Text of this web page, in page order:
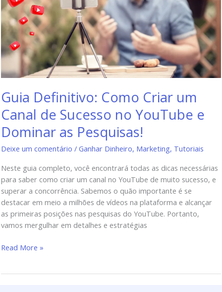
Guia Definitivo: Como Criar um
Canal de Sucesso no YouTube e
Dominar as Pesquisas!
Deixe um comentário /Ganhar Dinheiro, Marketing, Tutoriais
Neste guia completo, você encontrará todas as dicas necessárias
para saber como criar um canal no YouTube de muito sucesso, e
superar a concorrência. Sabemos o quão importante é se
destacar em meio a milhões de vídeos na plataforma e alcançar
as primeiras posições nas pesquisas do YouTube. Portanto,
vamos mergulhar em detalhes e estratégias
Read More »